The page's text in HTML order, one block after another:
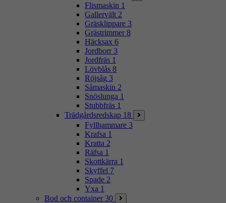
Flismaskin 1
Gallervält 2
Gräsklippare 3
Grästrimmer 8
Häcksax 6
Jordborr 3
Jordfräs 1
Lövblås 8
Röjsåg 3
Såmaskin 2
Snöslunga 1
Stubbfräs 1
Trädgårdsredskap 18
Fyllhammare 3
Krafsa 1
Kratta 2
Räfsa 1
Skottkärra 1
Skyffel 7
Spade 2
Yxa 1
Bod och container 30